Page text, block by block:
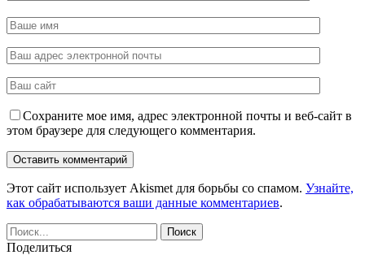
Сохраните мое имя, адрес электронной почты и веб-сайт в
этом браузере для следующего комментария.
Этот сайт использует Akismet для борьбы со спамом. Узнайте,
как обрабатываются ваши данные комментариев.
Поделиться